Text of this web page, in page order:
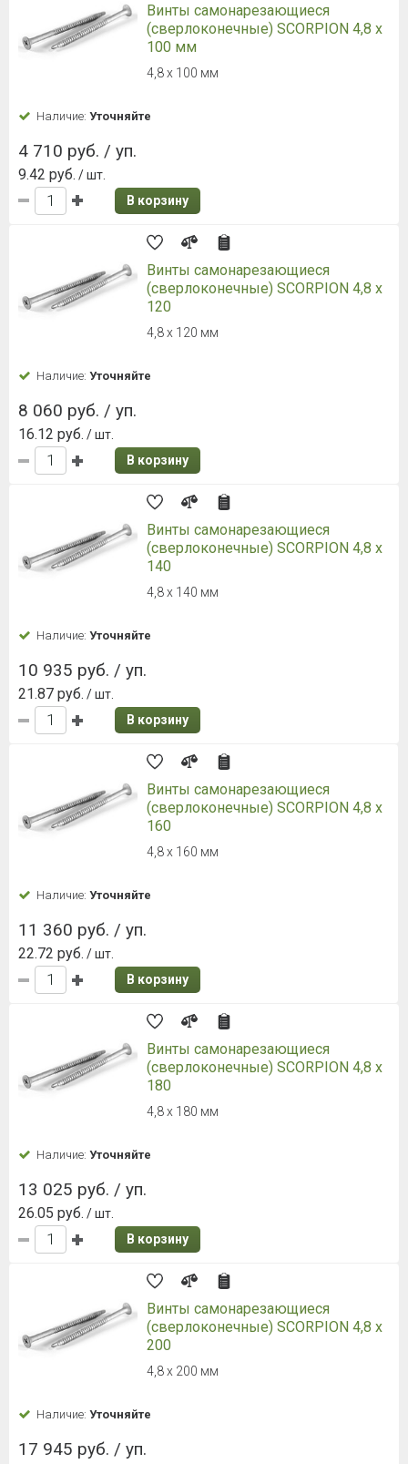
Винты самонарезающиеся
(сверлоконечные) SCORPION 4,8 x
100 мм
4,8 x 100 мм
Наличие: Уточняйте
4 710 руб. / уп.
9.42 руб. / шт.
В корзину
Винты самонарезающиеся
(сверлоконечные) SCORPION 4,8 x
120
4,8 x 120 мм
Наличие: Уточняйте
8 060 руб. / уп.
16.12 руб. / шт.
В корзину
Винты самонарезающиеся
(сверлоконечные) SCORPION 4,8 x
140
4,8 x 140 мм
Наличие: Уточняйте
10 935 руб. / уп.
21.87 руб. / шт.
В корзину
Винты самонарезающиеся
(сверлоконечные) SCORPION 4,8 x
160
4,8 x 160 мм
Наличие: Уточняйте
11 360 руб. / уп.
22.72 руб. / шт.
В корзину
Винты самонарезающиеся
(сверлоконечные) SCORPION 4,8 x
180
4,8 x 180 мм
Наличие: Уточняйте
13 025 руб. / уп.
26.05 руб. / шт.
В корзину
Винты самонарезающиеся
(сверлоконечные) SCORPION 4,8 x
200
4,8 x 200 мм
Наличие: Уточняйте
17 945 руб. / уп.